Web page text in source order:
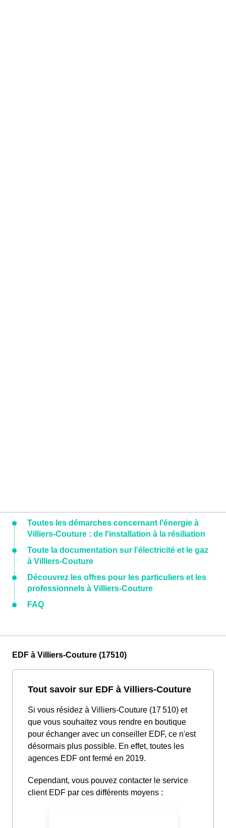
Toutes les démarches concernant l'énergie à
Villiers-Couture : de l'installation à la résiliation
Toute la documentation sur l'électricité et le gaz
à Villiers-Couture
Découvrez les offres pour les particuliers et les
professionnels à Villiers-Couture
FAQ
EDF à Villiers-Couture (17510)
Tout savoir sur EDF à Villiers-Couture
Si vous résidez à Villiers-Couture (17 510) et
que vous souhaitez vous rendre en boutique
pour échanger avec un conseiller EDF, ce n'est
désormais plus possible. En effet, toutes les
agences EDF ont fermé en 2019.
Cependant, vous pouvez contacter le service
client EDF par ces différents moyens :